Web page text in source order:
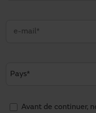
Avant de continuer,